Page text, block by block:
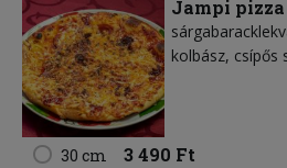
Jampi pizza
kolbász, csípős
30 cm 3 490 Ft